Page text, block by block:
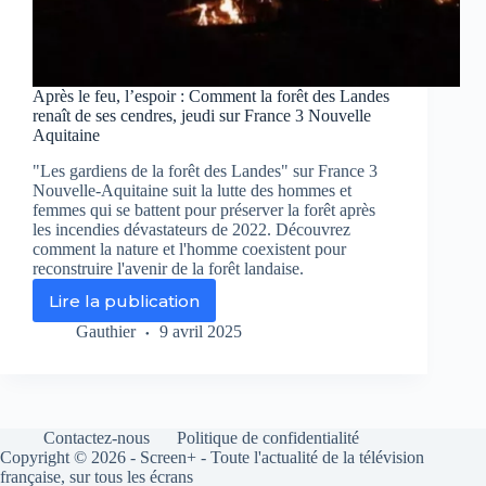
Après le feu, l’espoir : Comment la forêt des Landes
renaît de ses cendres, jeudi sur France 3 Nouvelle
Aquitaine
"Les gardiens de la forêt des Landes" sur France 3
Nouvelle-Aquitaine suit la lutte des hommes et
femmes qui se battent pour préserver la forêt après
les incendies dévastateurs de 2022. Découvrez
comment la nature et l'homme coexistent pour
reconstruire l'avenir de la forêt landaise.
Lire la publication
Après
le
la
forêt
des
Gauthier 9 avril 2025
Contactez-nous
Politique de confidentialité
Copyright © 2026 - Screen+ - Toute l'actualité de la télévision
française, sur tous les écrans